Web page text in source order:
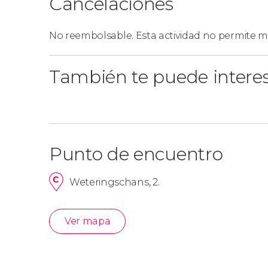
No reembolsable. Esta actividad no permite
También te puede
Punto de encuentro
Weteringschans, 2.
Ver mapa